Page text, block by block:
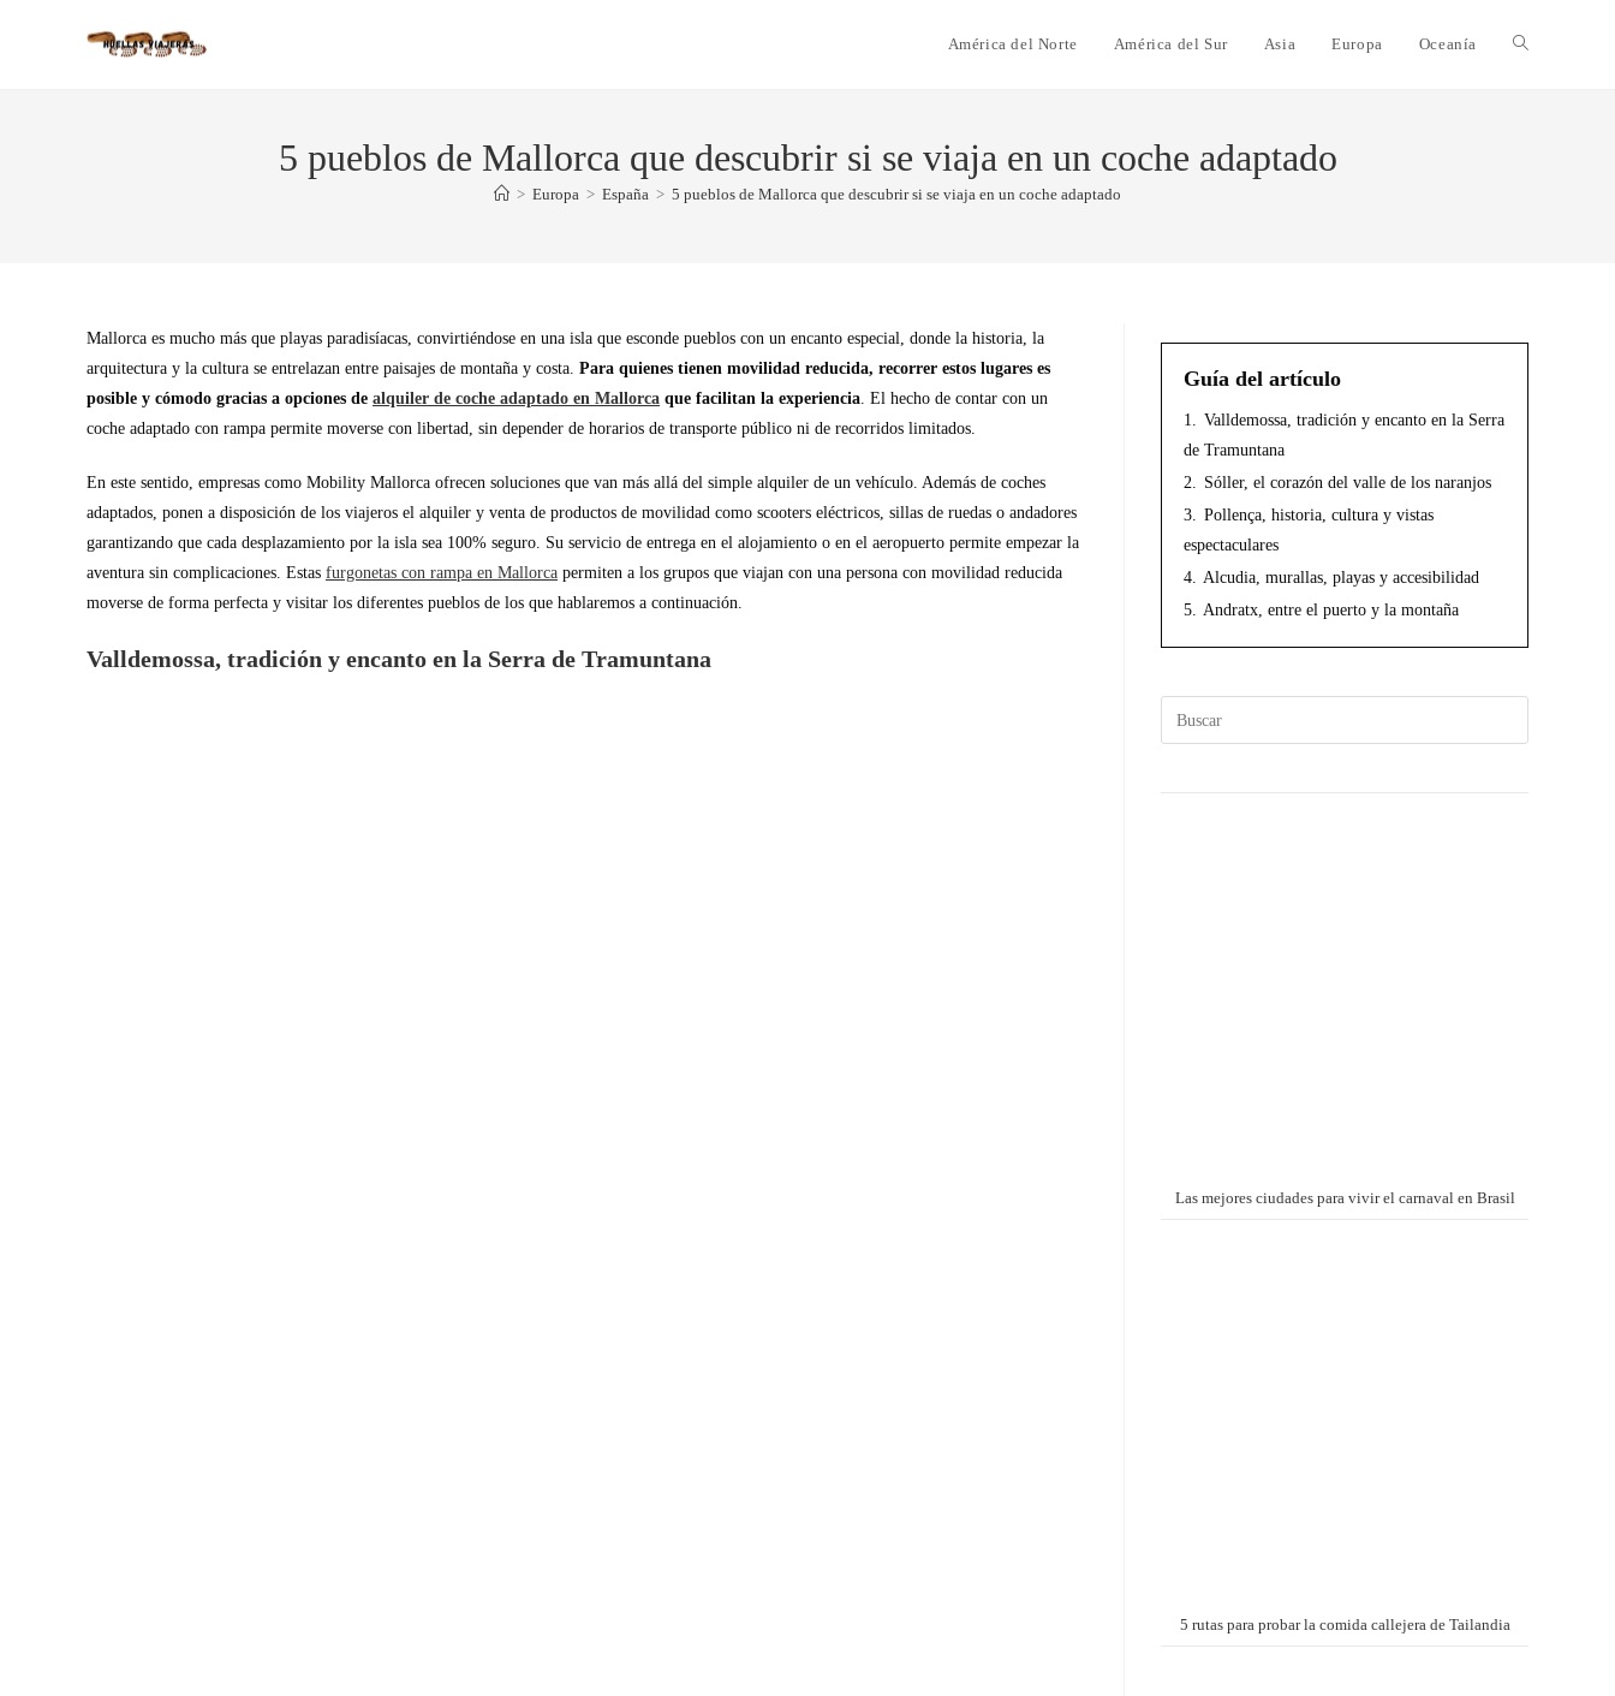
América del Norte América del Sur Asia Europa Oceanía
5 pueblos de Mallorca que descubrir si se viaja en un coche adaptado
> Europa > España > 5 pueblos de Mallorca que descubrir si se viaja en un coche adaptado
Mallorca es mucho más que playas paradisíacas, convirtiéndose en una isla que esconde pueblos con un encanto especial, donde la historia, la
arquitectura y la cultura se entrelazan entre paisajes de montaña y costa. Para quienes tienen movilidad reducida, recorrer estos lugares es
posible y cómodo gracias a opciones de alquiler de coche adaptado en Mallorca que facilitan la experiencia. El hecho de contar con un
coche adaptado con rampa permite moverse con libertad, sin depender de horarios de transporte público ni de recorridos limitados.
En este sentido, empresas como Mobility Mallorca ofrecen soluciones que van más allá del simple alquiler de un vehículo. Además de coches
adaptados, ponen a disposición de los viajeros el alquiler y venta de productos de movilidad como scooters eléctricos, sillas de ruedas o andadores
garantizando que cada desplazamiento por la isla sea 100% seguro. Su servicio de entrega en el alojamiento o en el aeropuerto permite empezar la
aventura sin complicaciones. Estas furgonetas con rampa en Mallorca permiten a los grupos que viajan con una persona con movilidad reducida
moverse de forma perfecta y visitar los diferentes pueblos de los que hablaremos a continuación.
Valldemossa, tradición y encanto en la Serra de Tramuntana
Guía del artículo
1.
Valldemossa, tradición y encanto en la Serra
de Tramuntana
2.
Sóller, el corazón del valle de los naranjos
3.
Pollença, historia, cultura y vistas
espectaculares
4.
Alcudia, murallas, playas y accesibilidad
5.
Andratx, entre el puerto y la montaña
Las mejores ciudades para vivir el carnaval en Brasil
5 rutas para probar la comida callejera de Tailandia